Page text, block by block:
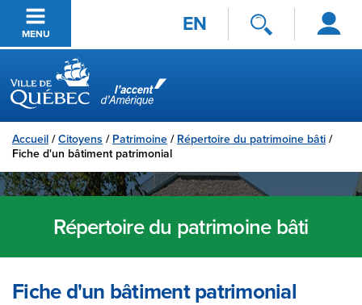
Passer au contenu principal
MENU EN
Se
connecter
Ville de Québec
Accueil /Citoyens / Patrimoine / Répertoire du patrimoine bâti /
Fiche d'un bâtiment patrimonial
Répertoire du patrimoine bâti
Fiche d'un bâtiment patrimonial